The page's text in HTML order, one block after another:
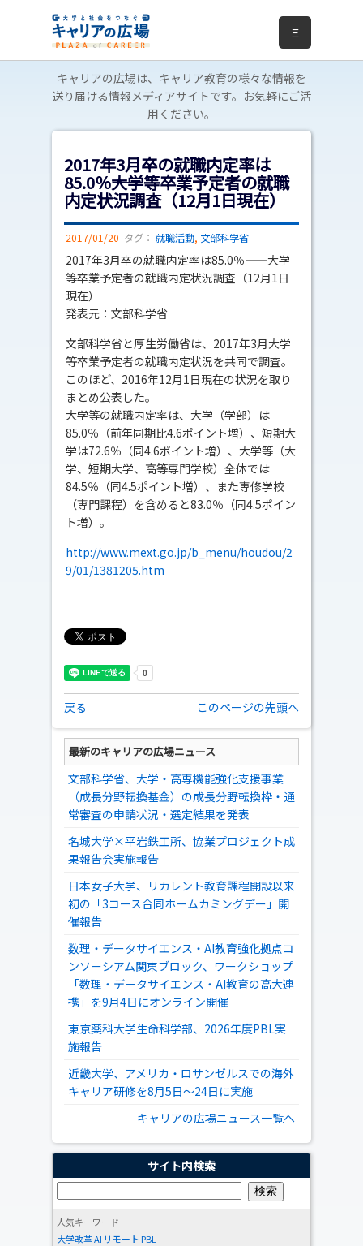
Ξ
キャリアの広場は、キャリア教育の様々な情報を
送り届ける情報メディアサイトです。お気軽にご活
用ください。
2017年3月卒の就職内定率は
85.0％――大学等卒業予定者の就職
内定状況調査（12月1日現在）
2017/01/20 タグ： 就職活動, 文部科学省
2017年3月卒の就職内定率は85.0％――大学
等卒業予定者の就職内定状況調査（12月1日
現在）
発表元：文部科学省
文部科学省と厚生労働省は、2017年3月大学
等卒業予定者の就職内定状況を共同で調査。
このほど、2016年12月1日現在の状況を取り
まとめ公表した。
大学等の就職内定率は、大学（学部）は
85.0％（前年同期比4.6ポイント増）、短期大
学は72.6％（同4.6ポイント増）、大学等（大
学、短期大学、高等専門学校）全体では
84.5％（同4.5ポイント増）、また専修学校
（専門課程）を含めると83.0％（同4.5ポイン
ト増）。
http://www.mext.go.jp/b_menu/houdou/2
9/01/1381205.htm
戻る このページの先頭へ
最新のキャリアの広場ニュース
文部科学省、大学・高専機能強化支援事業
（成長分野転換基金）の成長分野転換枠・通
常審査の申請状況・選定結果を発表
名城大学×平岩鉄工所、協業プロジェクト成
果報告会実施報告
日本女子大学、リカレント教育課程開設以来
初の「3コース合同ホームカミングデー」開
催報告
数理・データサイエンス・AI教育強化拠点コ
ンソーシアム関東ブロック、ワークショップ
「数理・データサイエンス・AI教育の高大連
携」を9月4日にオンライン開催
東京薬科大学生命科学部、2026年度PBL実
施報告
近畿大学、アメリカ・ロサンゼルスでの海外
キャリア研修を8月5日～24日に実施
キャリアの広場ニュース一覧へ
サイト内検索
人気キーワード
大学改革AI リモート PBL